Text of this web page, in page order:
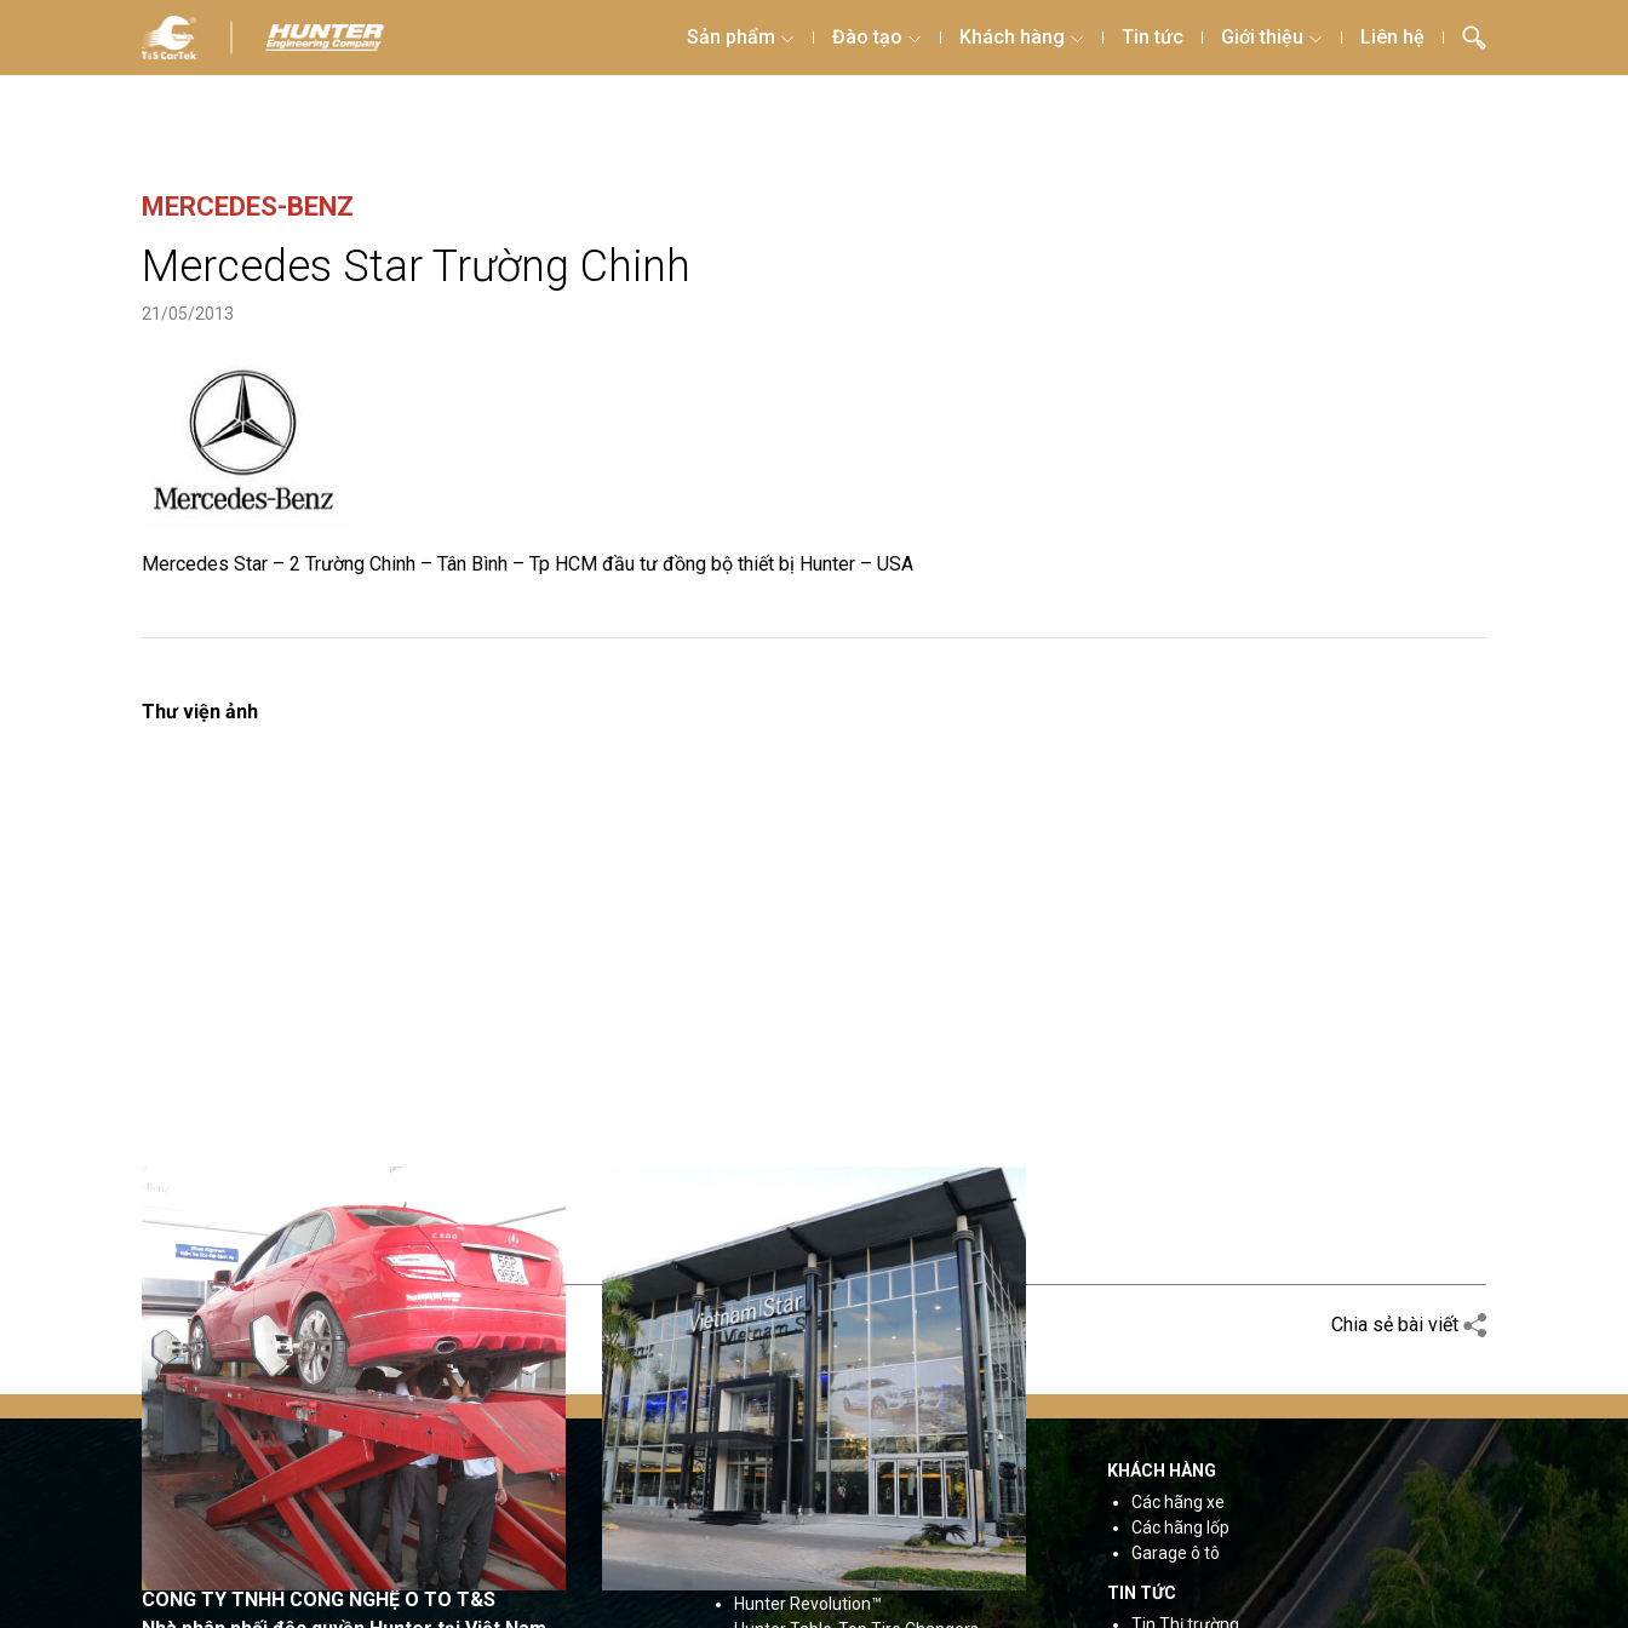
Sản phẩm Đào tạo Khách hàng Tin tức Giới thiệu Liên hệ
MERCEDES-BENZ
Mercedes Star Trường Chinh
21/05/2013
Mercedes Star – 2 Trường Chinh – Tân Bình – Tp HCM đầu tư đồng bộ thiết bị Hunter – USA
Thư viện ảnh
Quay trở lại Chia sẻ bài viết
CÔNG TY TNHH CÔNG NGHỆ Ô TÔ T&S
SẢN PHẨM
Hunter HawkEye Elite®
Hunter HawkEye® XL
Hunter Road Force®Elite
Hunter SmartWeight® HN
Hunter Revolution™
KHÁCH HÀNG
Các hãng xe
Các hãng lốp
Garage ô tô
TIN TỨC